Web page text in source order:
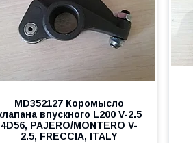
MD352127 Коромысло
впускного L200 V-2.5
4D56, PAJERO/MONTERO V-
2.5, FRECCIA, ITALY